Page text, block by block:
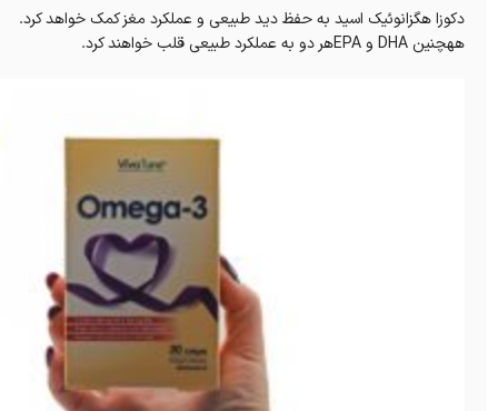
دکوزا هگزانوئیک اسید به حفظ دید طبیعی و عملکرد مغز کمک خواهد کرد.
ههچنین DHA و EPAهر دو به عملکرد طبیعی قلب خواهند کرد.